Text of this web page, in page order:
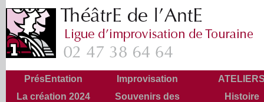
PrésEntation Improvisation
La création 2024
Souvenirs des
Histoire